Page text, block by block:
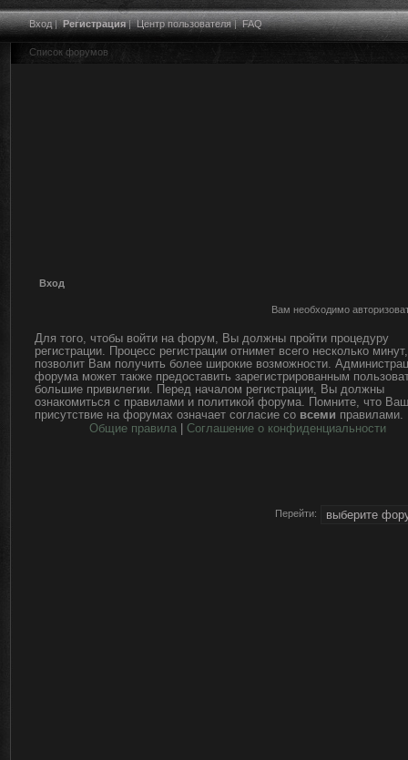
Вход|Регистрация|Центр пользователя|FAQ
Список форумов
Вход
Вам необходимо
Для того, чтобы войти на форум, Вы должны пройти процедуру
регистрации. Процесс регистрации отнимет всего несколько
позволит Вам получить более широкие возможности.
форума может также предоставить зарегистрированным
большие привилегии. Перед началом регистрации, Вы должны
ознакомиться с правилами и политикой форума. Помните, что
присутствие на форумах означает согласие со всеми правилами.
Общие правила
Соглашение о конфиденциальности
Перейти: